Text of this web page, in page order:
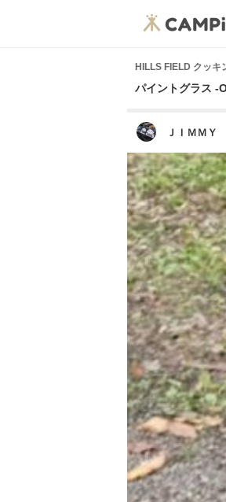
HILLS FIELD クッ
パイントグラス -
ＪＩＭＭＹ